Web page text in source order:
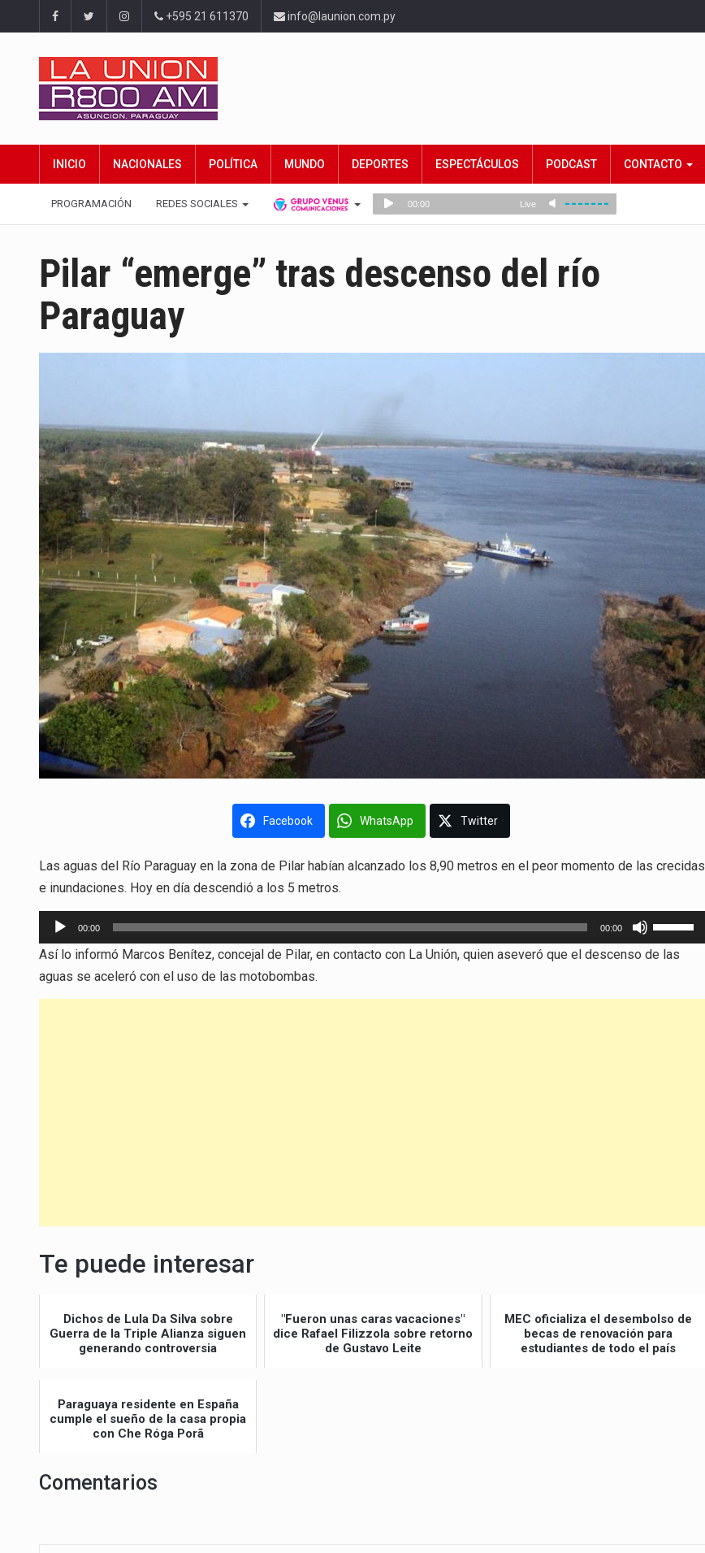
+595 21 611370 info@launion.com.py
INICIO NACIONALES POLÍTICA MUNDO DEPORTES ESPECTÁCULOS PODCAST CONTACTO
PROGRAMACIÓN REDES SOCIALES
Pilar “emerge” tras descenso del río
Paraguay
Facebook WhatsApp Twitter
Las aguas del Río Paraguay en la zona de Pilar habían alcanzado los 8,90 metros en el peor momento de las crecidas
e inundaciones. Hoy en día descendió a los 5 metros.
Reproductor
de
audio
00:00 00:00
las
teclas
Así lo informó Marcos Benítez, concejal de Pilar, en contacto con La Unión, quien aseveró que el descenso de las
aguas se aceleró con el uso de las motobombas.
Te puede interesar
Dichos de Lula Da Silva sobre
Guerra de la Triple Alianza siguen
generando controversia
"Fueron unas caras vacaciones"
dice Rafael Filizzola sobre retorno
de Gustavo Leite
MEC oficializa el desembolso de
becas de renovación para
estudiantes de todo el país
Paraguaya residente en España
cumple el sueño de la casa propia
con Che Róga Porã
Comentarios